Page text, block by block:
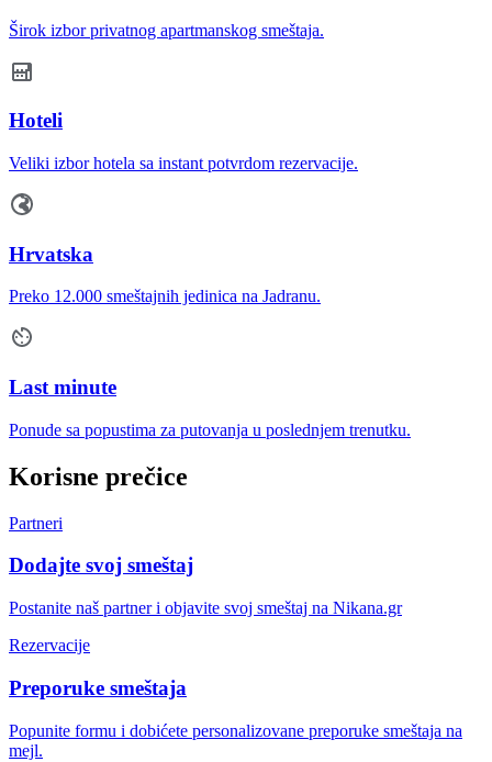
Širok izbor privatnog apartmanskog smeštaja.
Hoteli
Veliki izbor hotela sa instant potvrdom rezervacije.
Hrvatska
Preko 12.000 smeštajnih jedinica na Jadranu.
Last minute
Ponude sa popustima za putovanja u poslednjem trenutku.
Korisne prečice
Partneri
Dodajte svoj smeštaj
Postanite naš partner i objavite svoj smeštaj na Nikana.gr
Rezervacije
Preporuke smeštaja
Popunite formu i dobićete personalizovane preporuke smeštaja na
mejl.